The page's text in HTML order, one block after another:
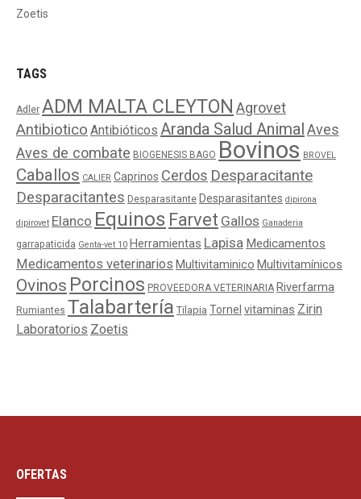
Zoetis
TAGS
Adler ADM MALTA CLEYTON Agrovet
Antibiotico Antibióticos Aranda Salud AnimalAves
Aves de combate BIOGENESIS BAGO Bovinos BROVEL
Caballos CALIER Caprinos Cerdos Desparacitante
Desparacitantes Desparasitante Desparasitantes dipirona
dipirovet Elanco Equinos Farvet Gallos Ganaderia
garrapaticida Genta-vet 10 Herramientas Lapisa Medicamentos
Medicamentos veterinarios Multivitaminico Multivitamínicos
Ovinos Porcinos PROVEEDORA VETERINARIA Riverfarma
Rumiantes Talabartería Tilapia Tornel vitaminas Zirin
Laboratorios Zoetis
OFERTAS